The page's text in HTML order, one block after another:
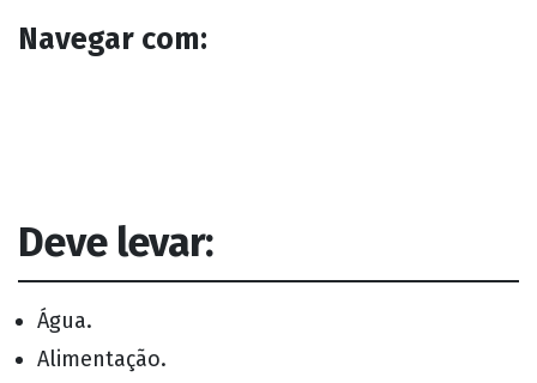
Navegar com:
Deve levar:
Água.
Alimentação.